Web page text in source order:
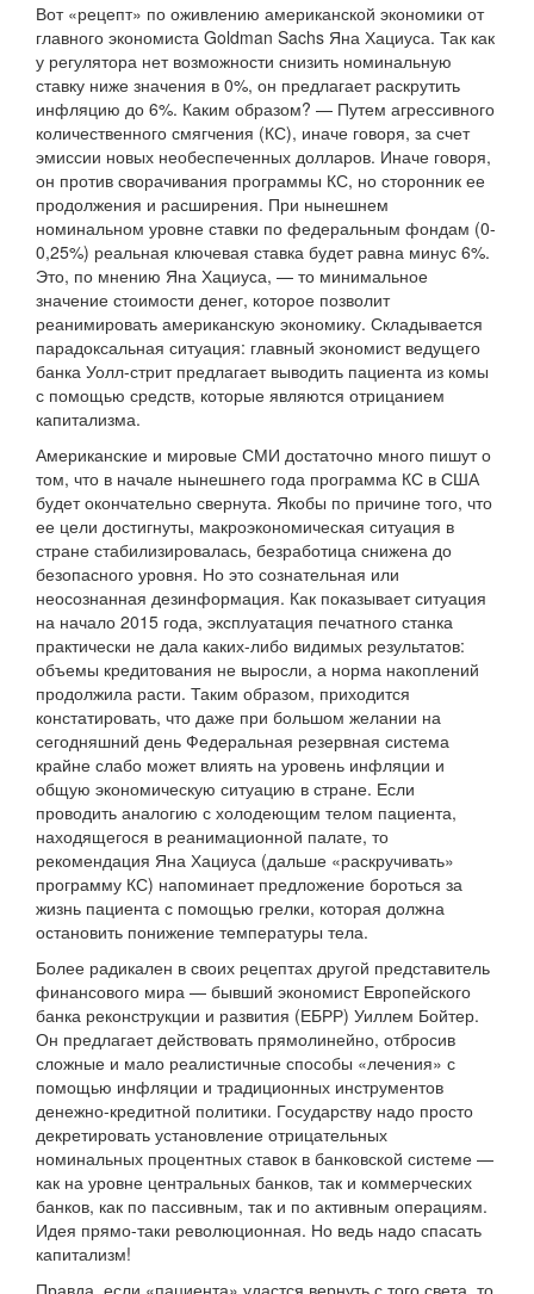
Вот «рецепт» по оживлению американской экономики от
главного экономиста Goldman Sachs Яна Хациуса. Так как
у регулятора нет возможности снизить номинальную
ставку ниже значения в 0%, он предлагает раскрутить
инфляцию до 6%. Каким образом? — Путем агрессивного
количественного смягчения (КС), иначе говоря, за счет
эмиссии новых необеспеченных долларов. Иначе говоря,
он против сворачивания программы КС, но сторонник ее
продолжения и расширения. При нынешнем
номинальном уровне ставки по федеральным фондам (0-
0,25%) реальная ключевая ставка будет равна минус 6%.
Это, по мнению Яна Хациуса, — то минимальное
значение стоимости денег, которое позволит
реанимировать американскую экономику. Складывается
парадоксальная ситуация: главный экономист ведущего
банка Уолл-стрит предлагает выводить пациента из комы
с помощью средств, которые являются отрицанием
капитализма.
Американские и мировые СМИ достаточно много пишут о
том, что в начале нынешнего года программа КС в США
будет окончательно свернута. Якобы по причине того, что
ее цели достигнуты, макроэкономическая ситуация в
стране стабилизировалась, безработица снижена до
безопасного уровня. Но это сознательная или
неосознанная дезинформация. Как показывает ситуация
на начало 2015 года, эксплуатация печатного станка
практически не дала каких-либо видимых результатов:
объемы кредитования не выросли, а норма накоплений
продолжила расти. Таким образом, приходится
констатировать, что даже при большом желании на
сегодняшний день Федеральная резервная система
крайне слабо может влиять на уровень инфляции и
общую экономическую ситуацию в стране. Если
проводить аналогию с холодеющим телом пациента,
находящегося в реанимационной палате, то
рекомендация Яна Хациуса (дальше «раскручивать»
программу КС) напоминает предложение бороться за
жизнь пациента с помощью грелки, которая должна
остановить понижение температуры тела.
Более радикален в своих рецептах другой представитель
финансового мира — бывший экономист Европейского
банка реконструкции и развития (ЕБРР) Уиллем Бойтер.
Он предлагает действовать прямолинейно, отбросив
сложные и мало реалистичные способы «лечения» с
помощью инфляции и традиционных инструментов
денежно-кредитной политики. Государству надо просто
декретировать установление отрицательных
номинальных процентных ставок в банковской системе —
как на уровне центральных банков, так и коммерческих
банков, как по пассивным, так и по активным операциям.
Идея прямо-таки революционная. Но ведь надо спасать
капитализм!